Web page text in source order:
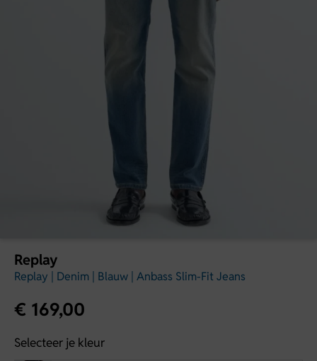
Replay
Replay | Denim | Blauw | Anbass Slim-Fit Jeans
€ 169,00
Selecteer je kleur